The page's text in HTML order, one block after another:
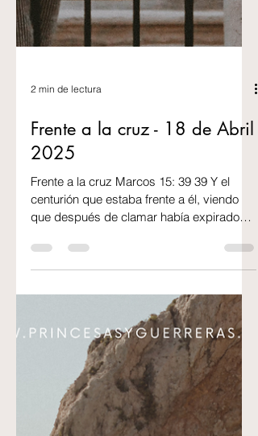
2 min de lectura
2025
Frente a la cruz Marcos 15: 39 39 Y el
que después de clamar había expirado
así, dijo:...